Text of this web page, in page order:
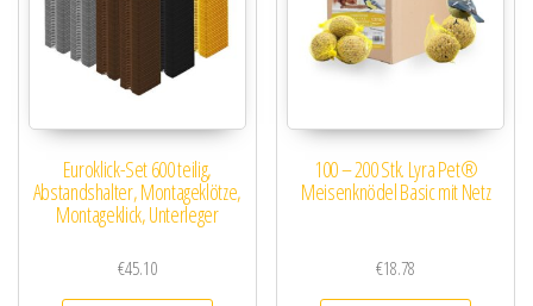
Euroklick-Set 600 teilig,
Abstandshalter, Montageklötze,
Montageklick, Unterleger
€45.10
100 – 200 Stk. Lyra Pet®
Meisenknödel Basic mit Netz
€18.78